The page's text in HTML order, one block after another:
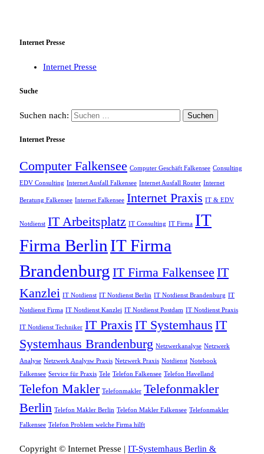
Internet Presse
Internet Presse
Suche
Suchen nach:
Internet Presse
Computer Falkensee Computer Geschäft Falkensee Consulting
EDV Consulting Internet Ausfall Falkensee Internet Ausfall Router Internet
Beratung Falkensee Internet Falkensee Internet Praxis IT & EDV
Notdienst IT Arbeitsplatz IT Consulting IT Firma IT
Firma Berlin IT Firma
Brandenburg IT Firma Falkensee IT
Kanzlei IT Notdienst IT Notdienst Berlin IT Notdienst Brandenburg IT
Notdienst Firma IT Notdienst Kanzlei IT Notdienst Postdam IT Notdienst Praxis
IT Notdienst Techniker IT Praxis IT Systemhaus IT
Systemhaus Brandenburg Netzwerkanalyse Netzwerk
Analyse Netzwerk Analysw Praxis Netzwerk Praxis Notdienst Notebook
Falkensee Service für Praxis Tele Telefon Falkensee Telefon Havelland
Telefon Makler Telefonmakler Telefonmakler
Berlin Telefon Makler Berlin Telefon Makler Falkensee Telefonmakler
Falkensee Telefon Problem welche Firma hilft
Copyright © Internet Presse | IT-Systemhaus Berlin &